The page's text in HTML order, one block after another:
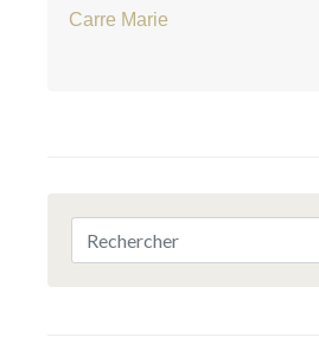
Carre Marie